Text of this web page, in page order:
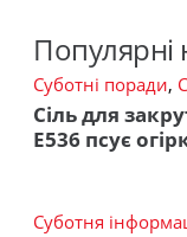
Суботні поради,
Сіль для
Е536 псує
Суботня